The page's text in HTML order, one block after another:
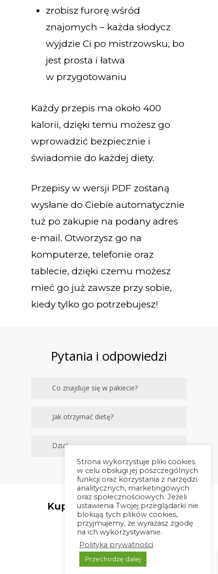
zrobisz furorę wśród
znajomych – każda słodycz
wyjdzie Ci po mistrzowsku, bo
jest prosta i łatwa
w przygotowaniu
Każdy przepis ma około 400
kalorii, dzięki temu możesz go
wprowadzić bezpiecznie i
świadomie do każdej diety.
Przepisy w wersji PDF zostaną
wysłane do Ciebie automatycznie
tuż po zakupie na podany adres
e-mail. Otworzysz go na
komputerze, telefonie oraz
tablecie, dzięki czemu możesz
mieć go już zawsze przy sobie,
kiedy tylko go potrzebujesz!
Pytania i odpowiedzi
Co znajduje się w pakiecie?
28 przepisów,
Jak otrzymać dietę?
Kup dietę na stronie i opłać
ją według instrukcji.
Po chwili przepisy będą już
na Twoim mailu.
Dział
Kup teraz i zadbaj o swoje
zdrowie!
Strona wykorzystuje pliki cookies
w celu obsługi jej poszczególnych
funkcji oraz korzystania z narzędzi
analitycznych, marketingowych
oraz społecznościowych. Jeżeli
ustawienia Twojej przeglądarki nie
blokują tych plików cookies,
przyjmujemy, że wyrażasz zgodę
na ich wykorzystywanie.
Polityka prywatności
Przechodzę dalej